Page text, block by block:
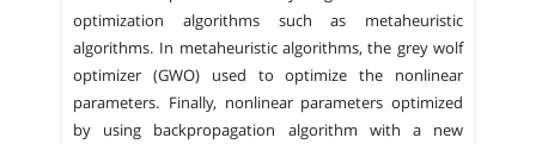
optimization algorithms such as metaheuristic
algorithms. In metaheuristic algorithms, the grey wolf
optimizer (GWO) used to optimize the nonlinear
parameters. Finally, nonlinear parameters optimized
by using backpropagation algorithm with a new